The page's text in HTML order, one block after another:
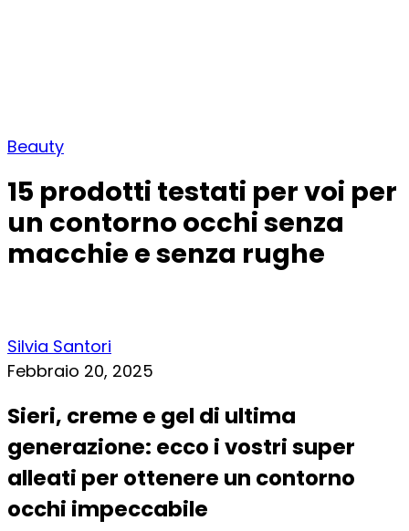
Beauty
15 prodotti testati per voi per
un contorno occhi senza
macchie e senza rughe
Silvia Santori
Febbraio 20, 2025
Sieri, creme e gel di ultima
generazione: ecco i vostri super
alleati per ottenere un contorno
occhi impeccabile